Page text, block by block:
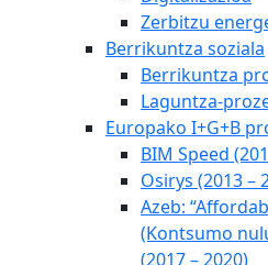
Zerbitzu
Berrikuntza soziala
Berrikuntza
Laguntza-
Europako I+G+B
BIM Speed
Osirys (2013 –
Azeb:
(Kontsumo
(2017 – 2020)